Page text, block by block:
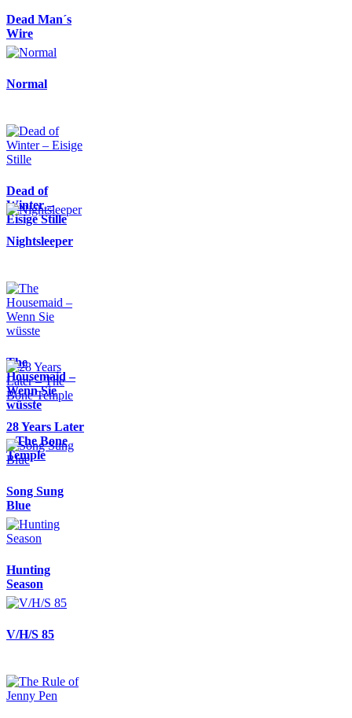
Dead Man´s
Wire
Normal
Dead of
Winter –
Eisige Stille
Nightsleeper
The
Housemaid –
Wenn Sie
wüsste
28 Years Later
– The Bone
Temple
Song Sung
Blue
Hunting
Season
V/H/S 85